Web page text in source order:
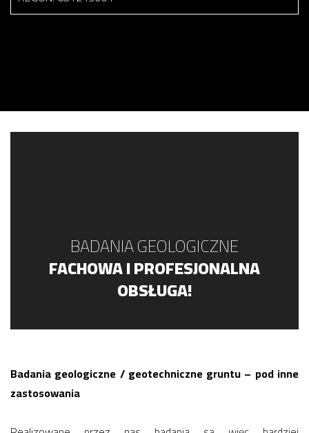
BADANIA GEOLOGICZNE
FACHOWA I PROFESJONALNA
OBSŁUGA!
Badania geologiczne / geotechniczne gruntu – pod inne
zastosowania